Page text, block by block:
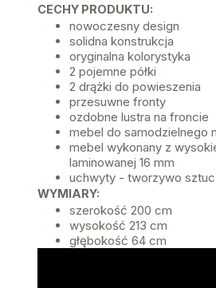
CECHY PRODUKTU:
nowoczesny design
solidna konstrukcja
oryginalna kolorystyka
2 pojemne półki
2 drążki do powieszenia
przesuwne fronty
ozdobne lustra na froncie
mebel do samodzielnego
mebel wykonany z
laminowanej 16 mm
uchwyty - tworzywo
WYMIARY:
szerokość 200 cm
wysokość 213 cm
głębokość 64 cm